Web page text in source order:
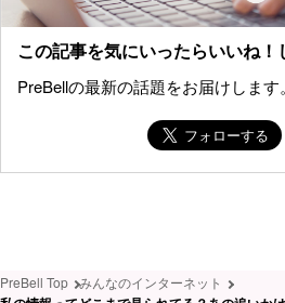
この記事を気にいったらいいね！
PreBellの最新の話題をお届けします。
PreBell Top みんなのインターネット